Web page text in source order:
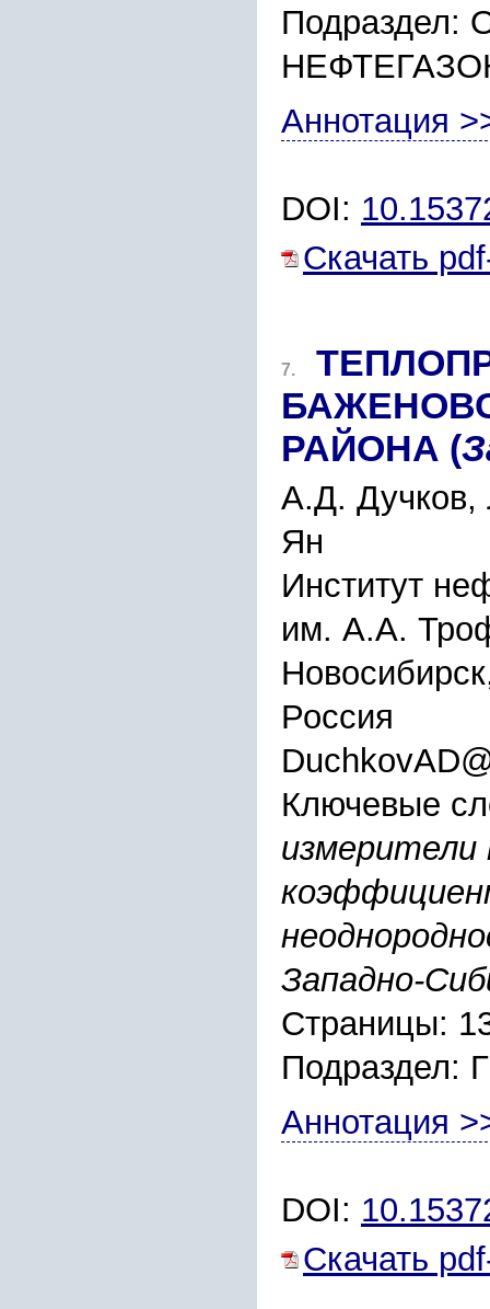
Аннотация
DOI:
Скачать
7.
РАЙОНА (
А.Д.
Ян
Институт
им. А.А.
Россия
Ключевые
измерители
Западно-
Страницы:
Аннотация
DOI:
Скачать